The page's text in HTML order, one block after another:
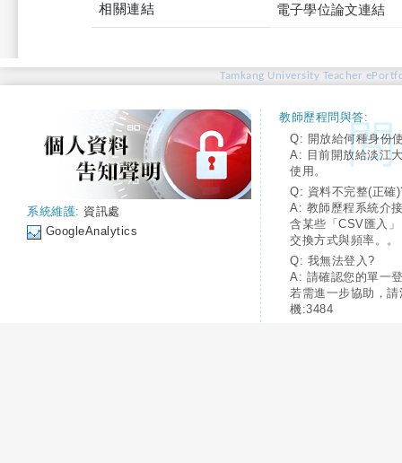
相關連結 電子學位論文連結
Tamkang University Teacher
系統維護: 資訊處
GoogleAnalytics
教師歷程問與答:
Q: 開放給何種身份
A: 目前開放給淡江
使用。
Q: 資料不完整(正確
A: 教師歷程系統介
含某些「CSV匯入
交換方式與頻率。。
Q: 我無法登入?
A: 請確認您的單一
若需進一步協助，
機:3484